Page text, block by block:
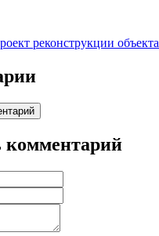
реконструкции
комментарий